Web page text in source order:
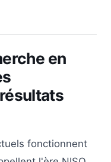
en
fonctionnent